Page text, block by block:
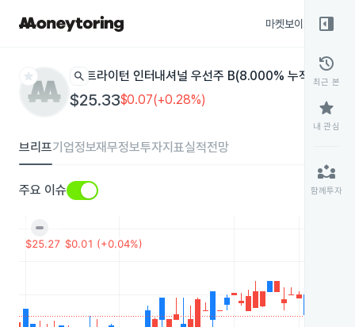
마켓보이스
star search 트라이턴 인터내셔널 우선주 B(8.000% 누적 상환)
$25.33$0.07(+0.28%)
브리프기업정보재무정보투자지표실적전망
주요 이슈
right_panel_open
history
최근 본
star
내 관심
partner_exchange
함께투자